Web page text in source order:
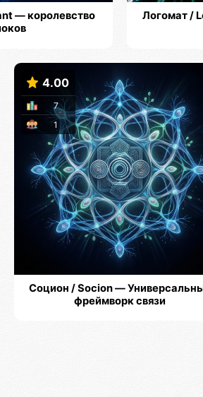
— королевство
Логомат /
4.00
1
7
Социон / Socion —
фреймворк связи